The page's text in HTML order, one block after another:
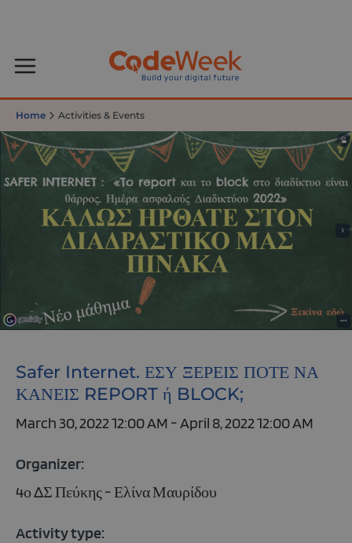
Home Activities & Events
Safer Internet. ΕΣΥ ΞΕΡΕΙΣ ΠΟΤΕ ΝΑ
ΚΑΝΕΙΣ REPORT ή BLOCK;
March 30, 2022 12:00 AM - April 8, 2022 12:00 AM
Organizer:
4ο ΔΣ Πεύκης - Ελίνα Μαυρίδου
Activity type: